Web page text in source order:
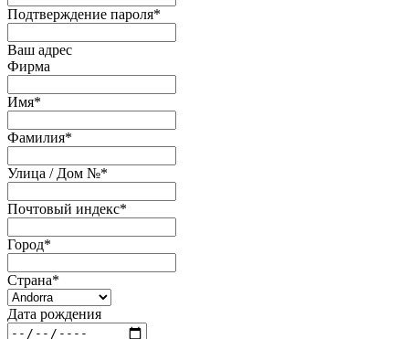
Подтверждение пароля*
Ваш адрес
Фирма
Имя*
Фамилия*
Улица / Дом №*
Почтовый индекс*
Город*
Страна*
Дата рождения